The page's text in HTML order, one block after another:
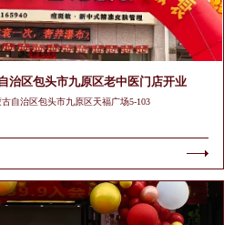
治区包头市九原区老中医门店开业
自治区包头市九原区天福广场5-103